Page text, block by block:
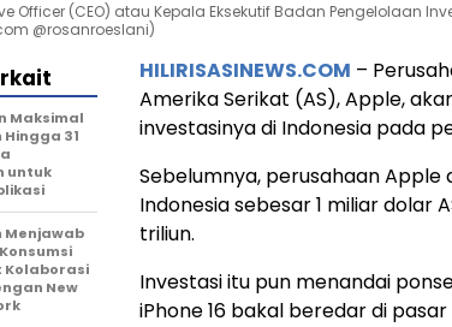
Officer (CEO) atau Kepala Eksekutif Badan Pengelolaan
@rosanroeslani)
HILIRISASINEWS.COM –
Amerika Serikat (AS), Apple,
investasinya di Indonesia pada
Sebelumnya, perusahaan Apple
Indonesia sebesar 1 miliar dolar
triliun.
Investasi itu pun menandai
iPhone 16 bakal beredar di pasar
Maksimal
31
untuk
Menjawab
Kolaborasi
New